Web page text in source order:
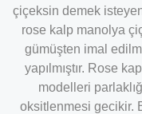
çiçeksin demek
rose kalp manolya
gümüşten imal
yapılmıştır. Rose
modelleri
oksitlenmesi gecikir.